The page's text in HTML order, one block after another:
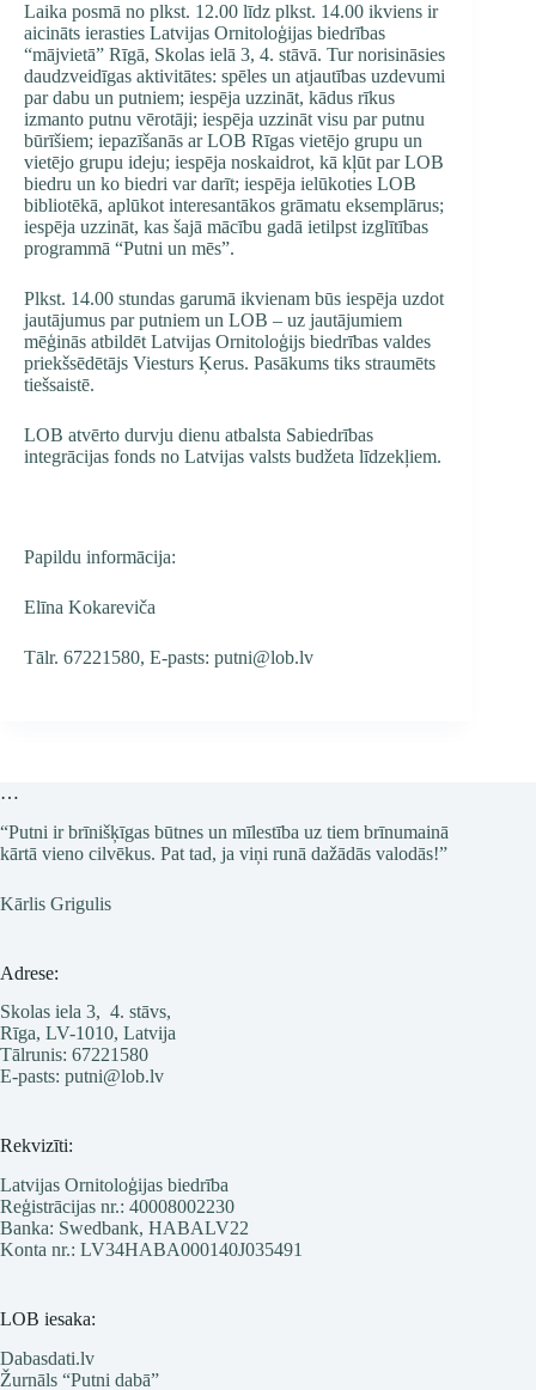
Laika posmā no plkst. 12.00 līdz plkst. 14.00 ikviens ir
aicināts ierasties Latvijas Ornitoloģijas biedrības
“mājvietā” Rīgā, Skolas ielā 3, 4. stāvā. Tur norisināsies
daudzveidīgas aktivitātes: spēles un atjautības uzdevumi
par dabu un putniem; iespēja uzzināt, kādus rīkus
izmanto putnu vērotāji; iespēja uzzināt visu par putnu
būrīšiem; iepazīšanās ar LOB Rīgas vietējo grupu un
vietējo grupu ideju; iespēja noskaidrot, kā kļūt par LOB
biedru un ko biedri var darīt; iespēja ielūkoties LOB
bibliotēkā, aplūkot interesantākos grāmatu eksemplārus;
iespēja uzzināt, kas šajā mācību gadā ietilpst izglītības
programmā “Putni un mēs”.
Plkst. 14.00 stundas garumā ikvienam būs iespēja uzdot
jautājumus par putniem un LOB – uz jautājumiem
mēģinās atbildēt Latvijas Ornitoloģijs biedrības valdes
priekšsēdētājs Viesturs Ķerus. Pasākums tiks straumēts
tiešsaistē.
LOB atvērto durvju dienu atbalsta Sabiedrības
integrācijas fonds no Latvijas valsts budžeta līdzekļiem.
Papildu informācija:
Elīna Kokareviča
Tālr. 67221580, E-pasts: putni@lob.lv
…
“Putni ir brīnišķīgas būtnes un mīlestība uz tiem brīnumainā
kārtā vieno cilvēkus. Pat tad, ja viņi runā dažādās valodās!”
Kārlis Grigulis
Adrese:
Skolas iela 3, 4. stāvs,
Rīga, LV-1010, Latvija
Tālrunis: 67221580
E-pasts: putni@lob.lv
Rekvizīti:
Latvijas Ornitoloģijas biedrība
Reģistrācijas nr.: 40008002230
Banka: Swedbank, HABALV22
Konta nr.: LV34HABA000140J035491
LOB iesaka:
Dabasdati.lv
Žurnāls “Putni dabā”